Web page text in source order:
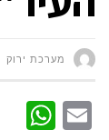
מערכת ירוק
Email